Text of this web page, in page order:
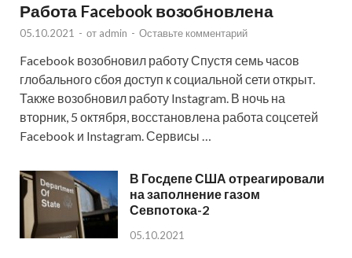
Работа Facebook возобновлена
05.10.2021 - от admin - Оставьте комментарий
Facebook возобновил работу Спустя семь часов
глобального сбоя доступ к социальной сети открыт.
Также возобновил работу Instagram. В ночь на
вторник, 5 октября, восстановлена работа соцсетей
Facebook и Instagram. Сервисы …
В Госдепе США отреагировали
на заполнение газом
Севпотока-2
05.10.2021